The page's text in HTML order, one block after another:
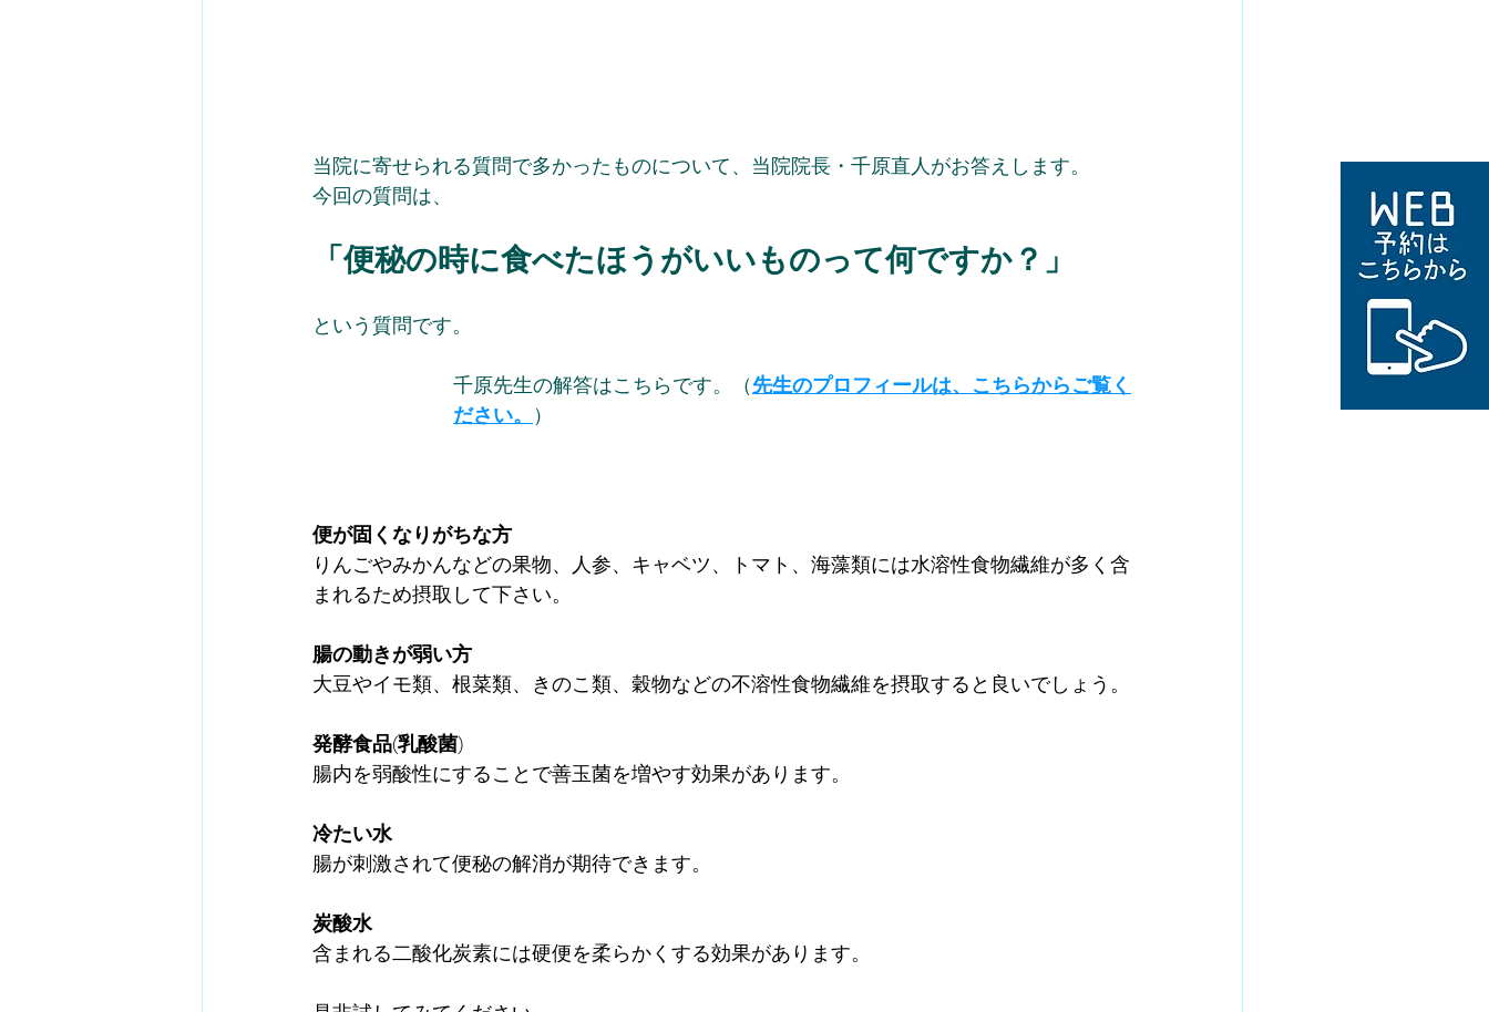
当院に寄せられる質問で多かったものについて、当院院長・千原直人がお答えします。
今回の質問は、
「便秘の時に食べたほうがいいものって何ですか？ 」
という質問です。
千原先生の解答はこちらです。（先生のプロフィールは、こちらからご覧く
ださい。
）
便が固くなりがちな方
りんごやみかんなどの果物、人参、キャベツ、トマト、海藻類には水溶性食物繊維が多く含
まれるため摂取して下さい。
腸の動きが弱い方
大豆やイモ類、根菜類、きのこ類、穀物などの不溶性食物繊維を摂取すると良いでしょう。
発酵食品(乳酸菌)
腸内を弱酸性にすることで善玉菌を増やす効果があります。
冷たい水
腸が刺激されて便秘の解消が期待できます。
炭酸水
含まれる二酸化炭素には硬便を柔らかくする効果があります。